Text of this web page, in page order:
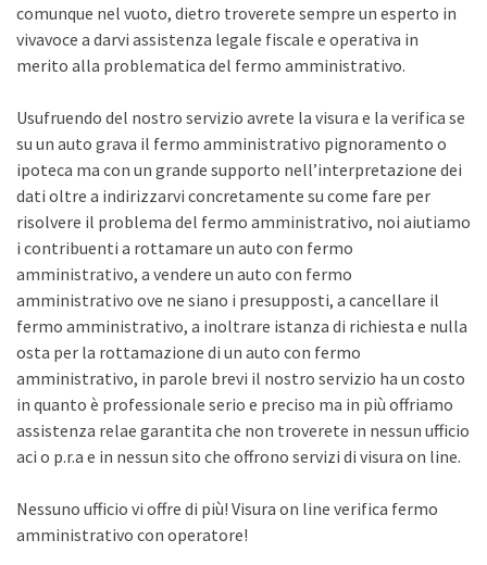
comunque nel vuoto, dietro troverete sempre un esperto in
vivavoce a darvi assistenza legale fiscale e operativa in
merito alla problematica del fermo amministrativo.
Usufruendo del nostro servizio avrete la visura e la verifica se
su un auto grava il fermo amministrativo pignoramento o
ipoteca ma con un grande supporto nell’interpretazione dei
dati oltre a indirizzarvi concretamente su come fare per
risolvere il problema del fermo amministrativo, noi aiutiamo
i contribuenti a rottamare un auto con fermo
amministrativo, a vendere un auto con fermo
amministrativo ove ne siano i presupposti, a cancellare il
fermo amministrativo, a inoltrare istanza di richiesta e nulla
osta per la rottamazione di un auto con fermo
amministrativo, in parole brevi il nostro servizio ha un costo
in quanto è professionale serio e preciso ma in più offriamo
assistenza relae garantita che non troverete in nessun ufficio
aci o p.r.a e in nessun sito che offrono servizi di visura on line.
Nessuno ufficio vi offre di più! Visura on line verifica fermo
amministrativo con operatore!